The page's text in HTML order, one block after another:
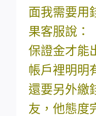
面我需要用
果客服說：
保證金才能
帳戶裡明明
還要另外繳
友，他態度